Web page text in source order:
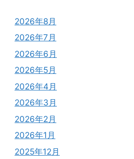
2026年8月
2026年7月
2026年6月
2026年5月
2026年4月
2026年3月
2026年2月
2026年1月
2025年12月